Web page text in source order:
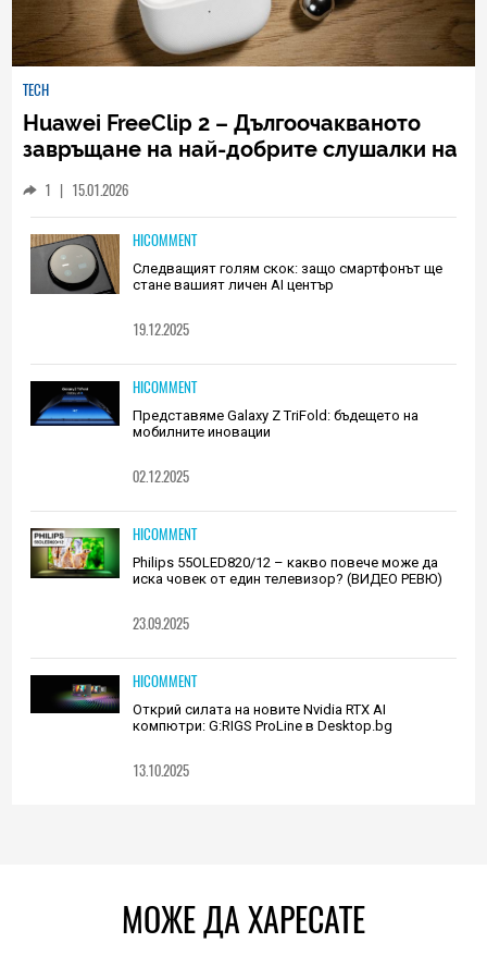
TECH
Huawei FreeClip 2 – Дългоочакваното
завръщане на най-добрите слушалки на
1 | 15.01.2026
HICOMMENT
Следващият голям скок: защо смартфонът ще
стане вашият личен AI център
19.12.2025
HICOMMENT
Представяме Galaxy Z TriFold: бъдещето на
мобилните иновации
02.12.2025
HICOMMENT
Philips 55OLED820/12 – какво повече може да
иска човек от един телевизор? (ВИДЕО РЕВЮ)
23.09.2025
HICOMMENT
Открий силата на новите Nvidia RTX AI
компютри: G:RIGS ProLine в Desktop.bg
13.10.2025
МОЖЕ ДА ХАРЕСАТЕ